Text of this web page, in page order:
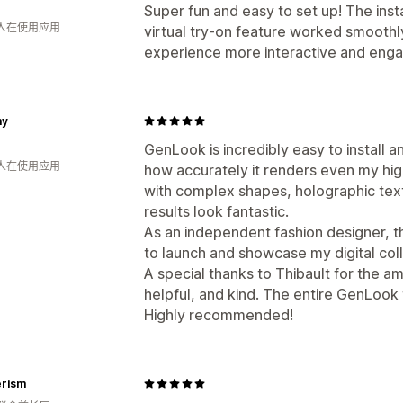
Super fun and easy to set up! The
virtual try-on feature worked
experience more interactive and
在使用应用
GenLook is incredibly easy to install
how accurately it renders even my
with complex shapes, holographic
results look fantastic.
As an independent fashion
to launch and showcase my digital
A special thanks to Thibault for the
helpful, and kind. The entire
Highly recommended!
在使用应用